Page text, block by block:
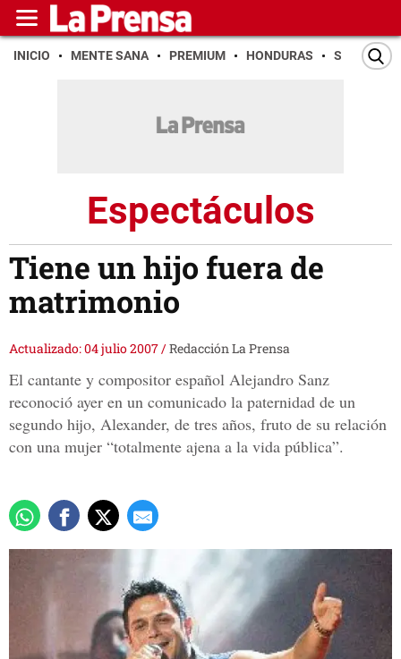
INICIO MENTE SANA PREMIUM HONDURAS SAN PEDRO
Espectáculos
Tiene un hijo fuera de
matrimonio
Actualizado: 04 julio 2007/Redacción La Prensa
El cantante y compositor español Alejandro Sanz
reconoció ayer en un comunicado la paternidad de un
segundo hijo, Alexander, de tres años, fruto de su relación
con una mujer “totalmente ajena a la vida pública”.